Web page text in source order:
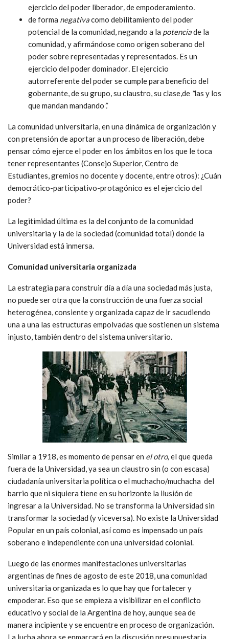
ejercicio del poder liberador de empoderamiento
de forma negativacomo debilitamiento del poder
potencial de la comunidad, negando a la potenciade la
comunidad, y afirmándose como origen soberano del
poder sobre representadas y representados. Es un
ejercicio del poder dominador El ejercicio
autorreferente del poder se cumple para beneficio del
gobernante, de su grupo, su claustro, su clase,de “las y los
que mandan mandando”.
La comunidad universitaria, en una dinámica de organización y
con pretensión de aportar a un proceso de liberación, debe
pensar cómo ejerce el poder en los ámbitos en los que le toca
tener representantes (Consejo Superior, Centro de
Estudiantes, gremios no docente y docente, entre otros): ¿Cuán
democrático-participativo-protagónico es el ejercicio del
poder?
La legitimidad última es la del conjunto de la comunidad
universitaria y la de la sociedad (comunidad total) donde la
Universidad está inmersa.
Comunidad universitaria organizada
La estrategia para construir día a día una sociedad más justa,
no puede ser otra que la construcción de una fuerza social
heterogénea, consiente y organizada capaz de ir sacudiendo
una a una las estructuras empolvadas que sostienen un sistema
injusto, también dentro del sistema universitario.
Similar a 1918, es momento de pensar en el otro, el que queda
fuera de la Universidad, ya sea un claustro sin (o con escasa)
ciudadanía universitaria política o el muchacho/muchacha del
barrio que ni siquiera tiene en su horizonte la ilusión de
ingresar a la Universidad. No se transforma la Universidad sin
transformar la sociedad (y viceversa). No existe la Universidad
Popular en un país colonial, así como es impensado un país
soberano e independiente con una universidad colonial.
Luego de las enormes manifestaciones universitarias
argentinas de fines de agosto de este 2018, una comunidad
universitaria organizada es lo que hay que fortalecer y
empoderar. Eso que se empieza a visibilizar en el conflicto
educativo y social de la Argentina de hoy, aunque sea de
manera incipiente y se encuentre en proceso de organización.
La lucha ahora se enmarcará en la discusión presupuestaria,